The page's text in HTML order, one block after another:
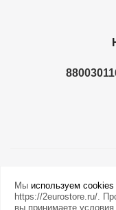
Мы используем cookies
https://2eurostore.ru/.
вы принимаете условия